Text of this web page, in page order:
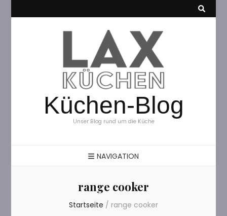
Küchen-Blog
Unser Blog rund um die Küche
NAVIGATION
range cooker
Startseite / range cooker